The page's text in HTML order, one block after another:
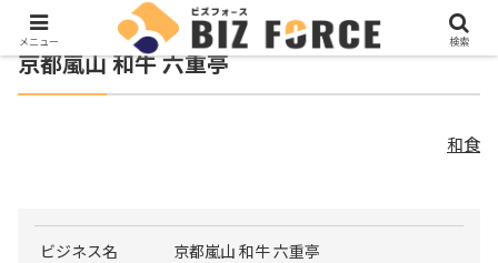
京都嵐山 和牛 六重亭
和食
ビジネス名 京都嵐山 和牛 六重亭
メニュー 検索